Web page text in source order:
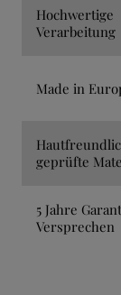
Hochwertige
Verarbeitung
Made in
geprüfte
5 Jahre
Versprechen